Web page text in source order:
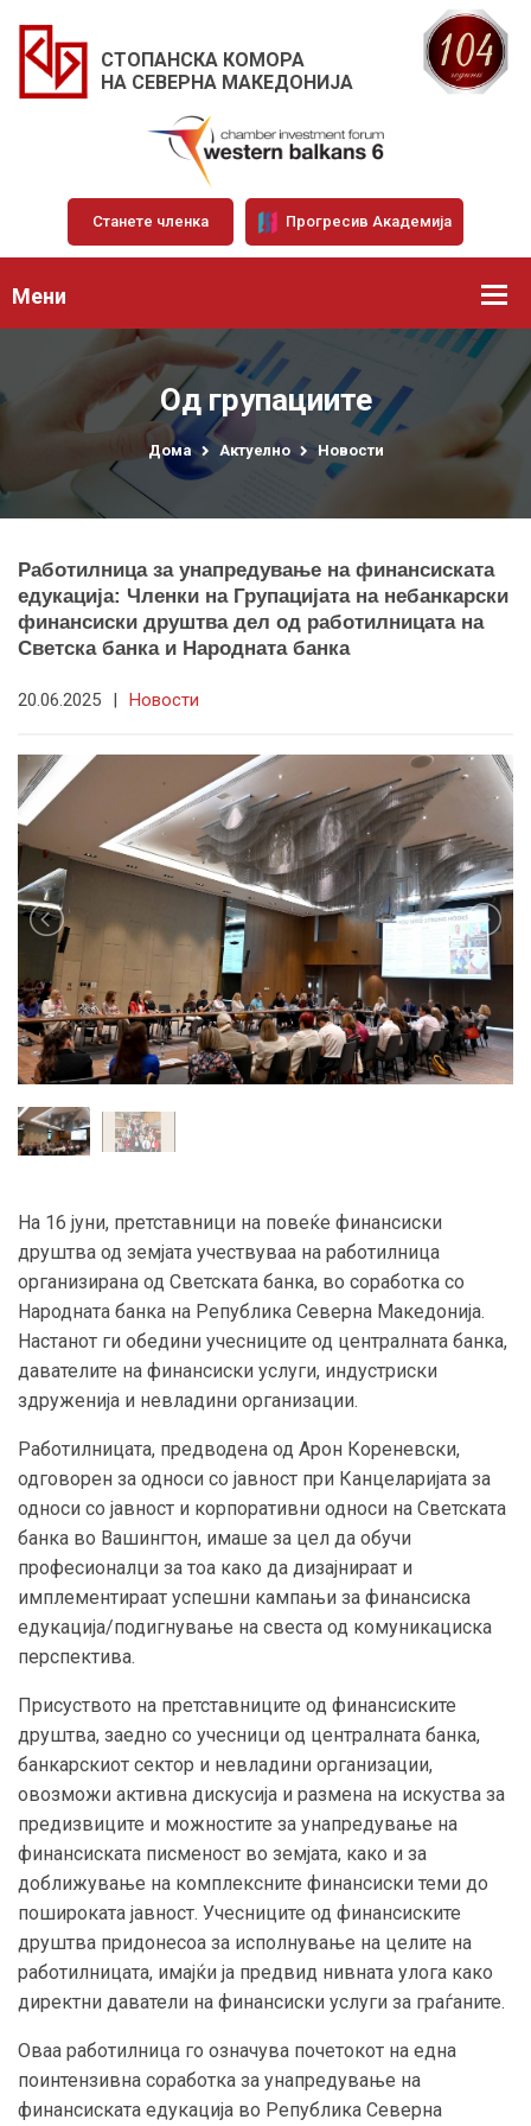
СТОПАНСКА КОМОРА
НА СЕВЕРНА МАКЕДОНИЈА
Станете членка Прогресив Академија
Мени
Од групациите
Дома Актуелно Новости
Работилница за унапредување на финансиската
едукација: Членки на Групацијата на небанкарски
финансиски друштва дел од работилницата на
Светска банка и Народната банка
20.06.2025 | Новости
На 16 јуни, претставници на повеќе финансиски
друштва од земјата учествуваа на работилница
организирана од Светската банка, во соработка со
Народната банка на Република Северна Македонија.
Настанот ги обедини учесниците од централната банка,
давателите на финансиски услуги, индустриски
здруженија и невладини организации.
Работилницата, предводена од Арон Кореневски,
одговорен за односи со јавност при Канцеларијата за
односи со јавност и корпоративни односи на Светската
банка во Вашингтон, имаше за цел да обучи
професионалци за тоа како да дизајнираат и
имплементираат успешни кампањи за финансиска
едукација/подигнување на свеста од комуникациска
перспектива.
Присуството на претставниците од финансиските
друштва, заедно со учесници од централната банка,
банкарскиот сектор и невладини организации,
овозможи активна дискусија и размена на искуства за
предизвиците и можностите за унапредување на
финансиската писменост во земјата, како и за
доближување на комплексните финансиски теми до
пошироката јавност. Учесниците од финансиските
друштва придонесоа за исполнување на целите на
работилницата, имајќи ја предвид нивната улога како
директни даватели на финансиски услуги за граѓаните.
Оваа работилница го означува почетокот на една
поинтензивна соработка за унапредување на
финансиската едукација во Република Северна